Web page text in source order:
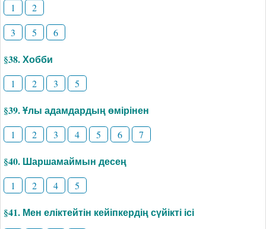
1
2
3
5 6
§38. Хобби
1 2 3 5
§39. Ұлы адамдардың өмірінен
1 2 3 4 5 6 7
§40. Шаршамаймын десең
1 2 4 5
§41. Мен еліктейтін кейіпкердің сүйікті ісі